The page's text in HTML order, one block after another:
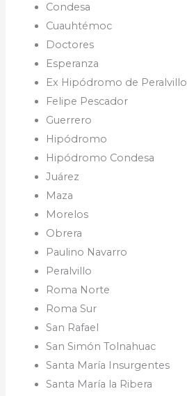
Condesa
Cuauhtémoc
Doctores
Esperanza
Ex Hipódromo de Peralvillo
Felipe Pescador
Guerrero
Hipódromo
Hipódromo Condesa
Juárez
Maza
Morelos
Obrera
Paulino Navarro
Peralvillo
Roma Norte
Roma Sur
San Rafael
San Simón Tolnahuac
Santa María Insurgentes
Santa María la Ribera